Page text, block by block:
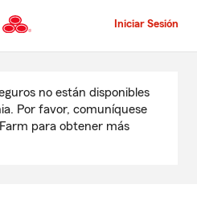
al
principal
Iniciar Sesión
no están disponibles
Por favor, comuníquese
para obtener más